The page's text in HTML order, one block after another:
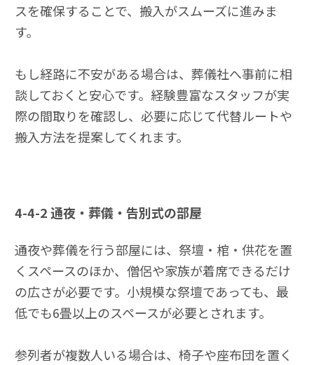
スを確保することで、搬入がスムーズに進みま
す。
もし経路に不安がある場合は、葬儀社へ事前に相
談しておくと安心です。経験豊富なスタッフが実
際の間取りを確認し、必要に応じて代替ルートや
搬入方法を提案してくれます。
4-4-2通夜・葬儀・告別式の部屋
通夜や葬儀を行う部屋には、祭壇・棺・供花を置
くスペースのほか、僧侶や家族が着席できるだけ
の広さが必要です。小規模な祭壇であっても、最
低でも6畳以上のスペースが必要とされます。
参列者が複数人いる場合は、椅子や座布団を置く